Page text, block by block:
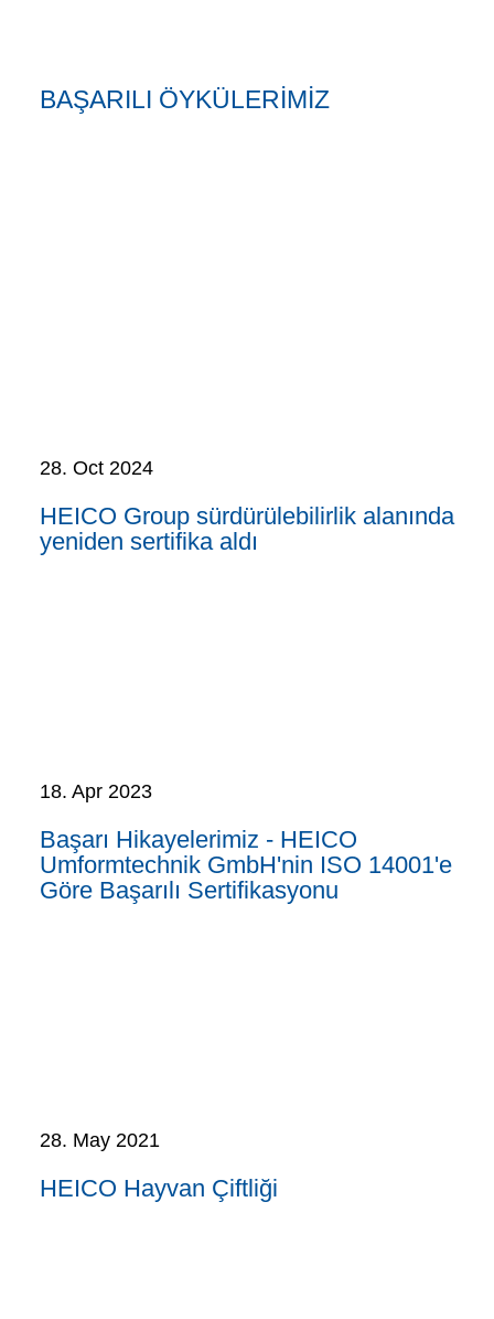
BAŞARILI ÖYKÜLERİMİZ
28. Oct 2024
HEICO Group sürdürülebilirlik alanında
yeniden sertifika aldı
18. Apr 2023
Başarı Hikayelerimiz - HEICO
Umformtechnik GmbH'nin ISO 14001'e
Göre Başarılı Sertifikasyonu
28. May 2021
HEICO Hayvan Çiftliği